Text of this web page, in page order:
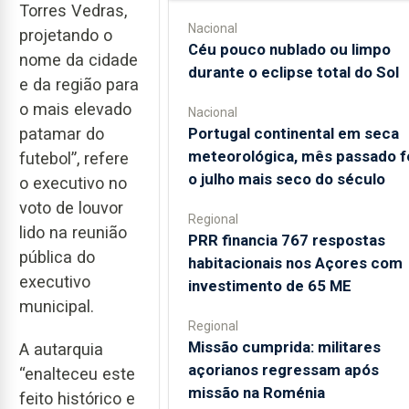
Torres Vedras,
projetando o
nome da cidade
e da região para
o mais elevado
patamar do
futebol”, refere
o executivo no
voto de louvor
lido na reunião
pública do
executivo
municipal.
A autarquia
“enalteceu este
feito histórico e
Nacional
Céu pouco nublado ou limpo
durante o eclipse total do Sol
Nacional
Portugal continental em seca
meteorológica, mês passado
o julho mais seco do século
Regional
PRR financia 767 respostas
habitacionais nos Açores com
investimento de 65 ME
Regional
Missão cumprida: militares
açorianos regressam após
missão na Roménia